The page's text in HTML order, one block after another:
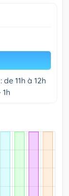
11h à 12h